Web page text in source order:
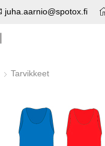
juha.aarnio@spotox.fi
Tarvikkeet